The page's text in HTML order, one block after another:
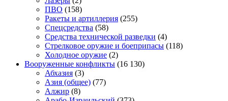
ПВО (158)
Ракеты и артиллерия (255)
Спецсредства (58)
Средства технической разведки (4)
Стрелковое оружие и боеприпасы (118)
Холодное оружие (2)
Вооруженные конфликты (16 130)
Абхазия (3)
Азия (общее) (77)
Алжир (8)